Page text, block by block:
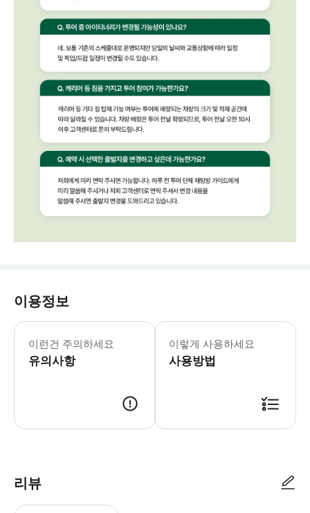
이용정보
이런건 주의하세요
유의사항
[예약 및 출발조건 안내] ※ 구매와 동
이렇게 사용하세요
사용방법
리뷰